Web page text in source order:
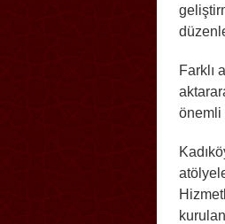
Farklı
önemli